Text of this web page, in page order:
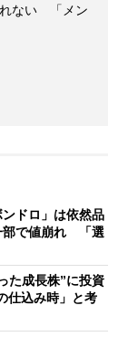
れない 「メン
ドロ」は依然品
部で値崩れ 「選
た成長株”に投資
仕込み時」と考